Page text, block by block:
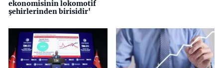
ekonomisinin lokomotif
şehirlerinden birisidir'